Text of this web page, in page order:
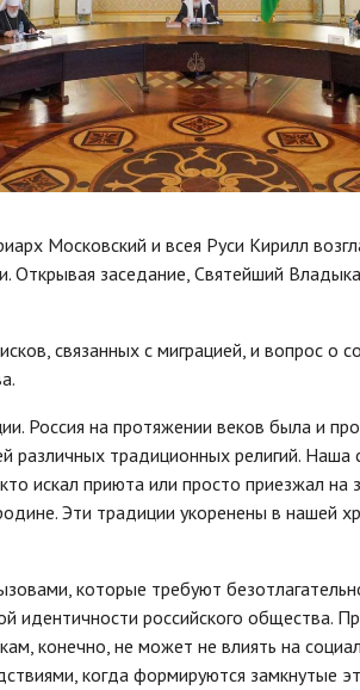
Московский и всея Руси Кирилл
Открывая заседание, Святейший
связанных с миграцией, и вопрос
Россия на протяжении веков была и
различных традиционных религий. Наша
искал приюта или просто приезжал на
Эти традиции укоренены в нашей
которые требуют
идентичности российского общества.
конечно, не может не влиять на
когда формируются замкнутые